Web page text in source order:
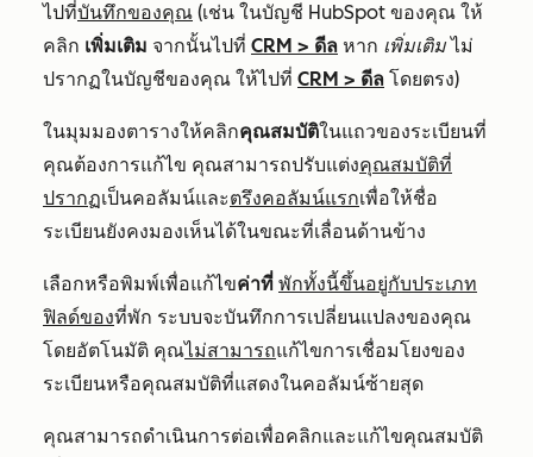
ไปที่บันทึกของคุณ (เช่น ในบัญชี HubSpot ของคุณ ให้
คลิก เพิ่มเติม จากนั้นไปที่ CRM > ดีล หาก เพิ่มเติมไม่
ปรากฏในบัญชีของคุณ ให้ไปที่ CRM > ดีล โดยตรง)
ในมุมมองตารางให้คลิกคุณสมบัติในแถวของระเบียนที่
คุณต้องการแก้ไข คุณสามารถปรับแต่งคุณสมบัติที่
ปรากฏเป็นคอลัมน์และตรึงคอลัมน์แรกเพื่อให้ชื่อ
ระเบียนยังคงมองเห็นได้ในขณะที่เลื่อนด้านข้าง
เลือกหรือพิมพ์เพื่อแก้ไขค่าที่ พักทั้งนี้ขึ้นอยู่กับประเภท
ฟิลด์ของที่พัก ระบบจะบันทึกการเปลี่ยนแปลงของคุณ
โดยอัตโนมัติ คุณไม่สามารถแก้ไขการเชื่อมโยงของ
ระเบียนหรือคุณสมบัติที่แสดงในคอลัมน์ซ้ายสุด
คุณสามารถดำเนินการต่อเพื่อคลิกและแก้ไขคุณสมบัติ